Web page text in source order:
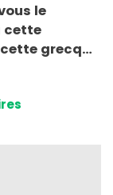
le
cette
grecque